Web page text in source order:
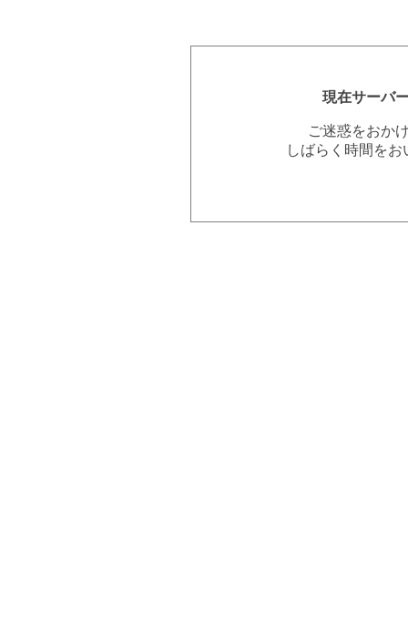
現在サーバ
ご迷惑をおか
しばらく時間を